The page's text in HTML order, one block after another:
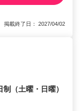
載終了日： 2027/04/02
（土曜・日曜）